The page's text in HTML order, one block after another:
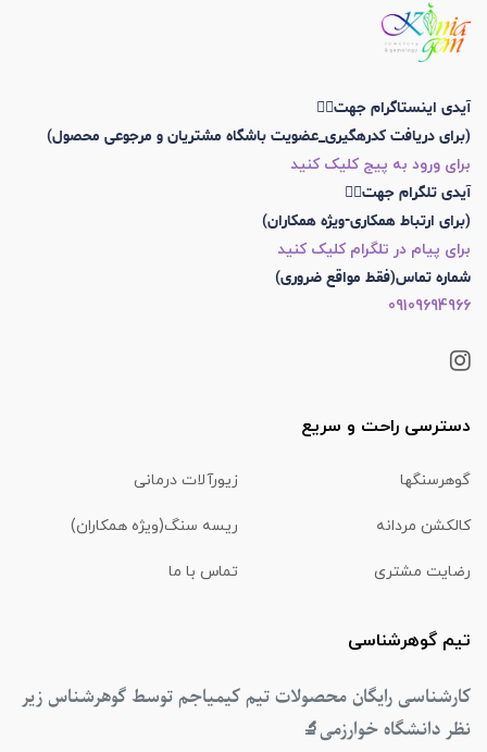
آیدی اینستاگرام جهت👇🏼
(برای دریافت کدرهگیری_عضویت باشگاه مشتریان و مرجوعی محصول)
برای ورود به پیج کلیک کنید
آیدی تلگرام جهت👇🏼
(برای ارتباط همکاری-ویژه همکاران)
برای پیام در تلگرام کلیک کنید
شماره تماس(فقط مواقع ضروری)
09109694966
دسترسی راحت و سریع
گوهرسنگها زیورآلات درمانی
کالکشن مردانه ریسه سنگ(ویژه همکاران)
رضایت مشتری تماس با ما
تیم گوهرشناسی
کارشناسی رایگان محصولات تیم کیمیاجم توسط گوهرشناس زیر
نظر دانشگاه خوارزمی🔬